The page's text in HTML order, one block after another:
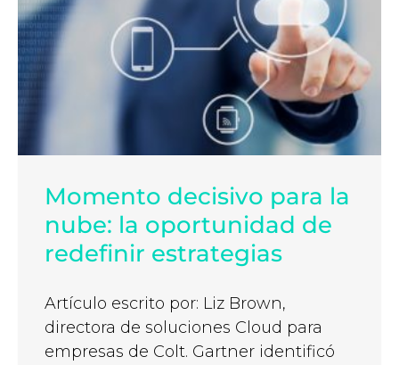
Momento decisivo para la
nube: la oportunidad de
redefinir estrategias
Artículo escrito por: Liz Brown,
directora de soluciones Cloud para
empresas de Colt. Gartner identificó